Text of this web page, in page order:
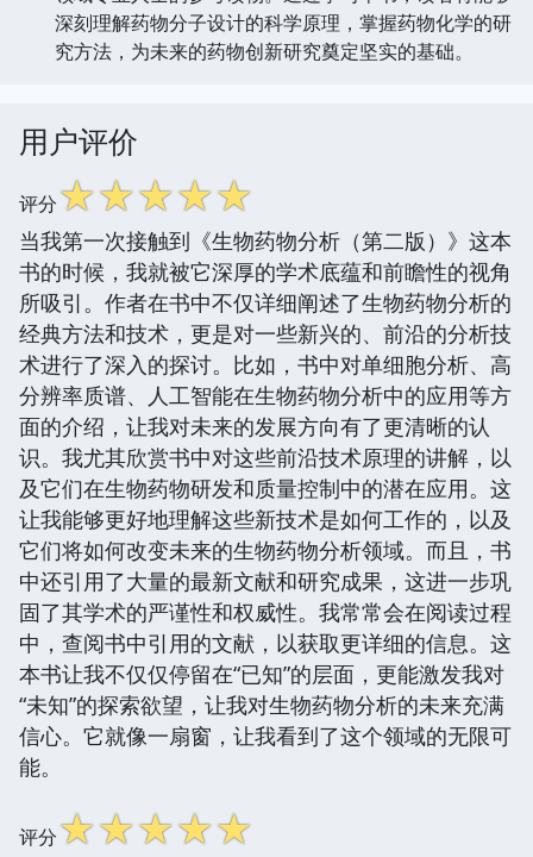
深刻理解药物分子设计的科学原理，掌握药物化学的研
究方法，为未来的药物创新研究奠定坚实的基础。
用户评价
评分☆☆☆☆☆
当我第一次接触到《生物药物分析（第二版）》这本
书的时候，我就被它深厚的学术底蕴和前瞻性的视角
所吸引。作者在书中不仅详细阐述了生物药物分析的
经典方法和技术，更是对一些新兴的、前沿的分析技
术进行了深入的探讨。比如，书中对单细胞分析、高
分辨率质谱、人工智能在生物药物分析中的应用等方
面的介绍，让我对未来的发展方向有了更清晰的认
识。我尤其欣赏书中对这些前沿技术原理的讲解，以
及它们在生物药物研发和质量控制中的潜在应用。这
让我能够更好地理解这些新技术是如何工作的，以及
它们将如何改变未来的生物药物分析领域。而且，书
中还引用了大量的最新文献和研究成果，这进一步巩
固了其学术的严谨性和权威性。我常常会在阅读过程
中，查阅书中引用的文献，以获取更详细的信息。这
本书让我不仅仅停留在“已知”的层面，更能激发我对
“未知”的探索欲望，让我对生物药物分析的未来充满
信心。它就像一扇窗，让我看到了这个领域的无限可
能。
评分☆☆☆☆☆